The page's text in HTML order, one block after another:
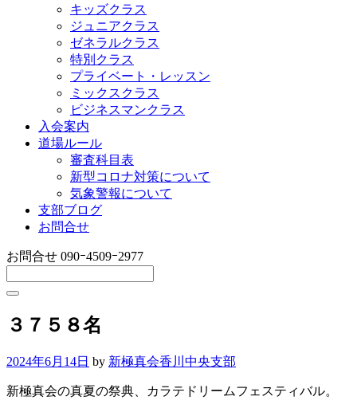
キッズクラス
ジュニアクラス
ゼネラルクラス
特別クラス
プライベート・レッスン
ミックスクラス
ビジネスマンクラス
入会案内
道場ルール
審査科目表
新型コロナ対策について
気象警報について
支部ブログ
お問合せ
お問合せ 090ｰ4509ｰ2977
３７５８名
2024年6月14日 by 新極真会香川中央支部
新極真会の真夏の祭典、カラテドリームフェスティバル。